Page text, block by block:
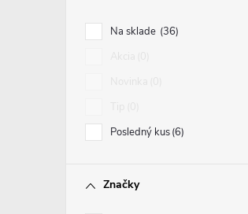
Na sklade 36
Posledný kus 6
Značky